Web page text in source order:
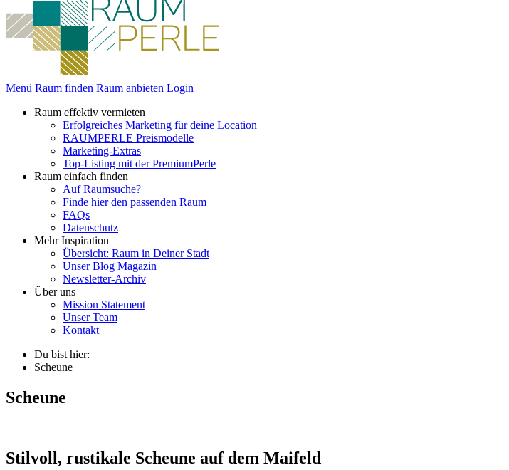
Menü Raum finden Raum anbieten Login
Raum effektiv vermieten
Erfolgreiches Marketing für deine Location
RAUMPERLE Preismodelle
Marketing-Extras
Top-Listing mit der PremiumPerle
Raum einfach finden
Auf Raumsuche?
Finde hier den passenden Raum
FAQs
Datenschutz
Mehr Inspiration
Übersicht: Raum in Deiner Stadt
Unser Blog Magazin
Newsletter-Archiv
Über uns
Mission Statement
Unser Team
Kontakt
Du bist hier:
Scheune
Scheune
Stilvoll, rustikale Scheune auf dem Maifeld